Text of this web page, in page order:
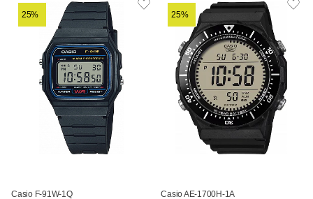
25%
Casio F-91W-1Q
25%
Casio AE-1700H-1A